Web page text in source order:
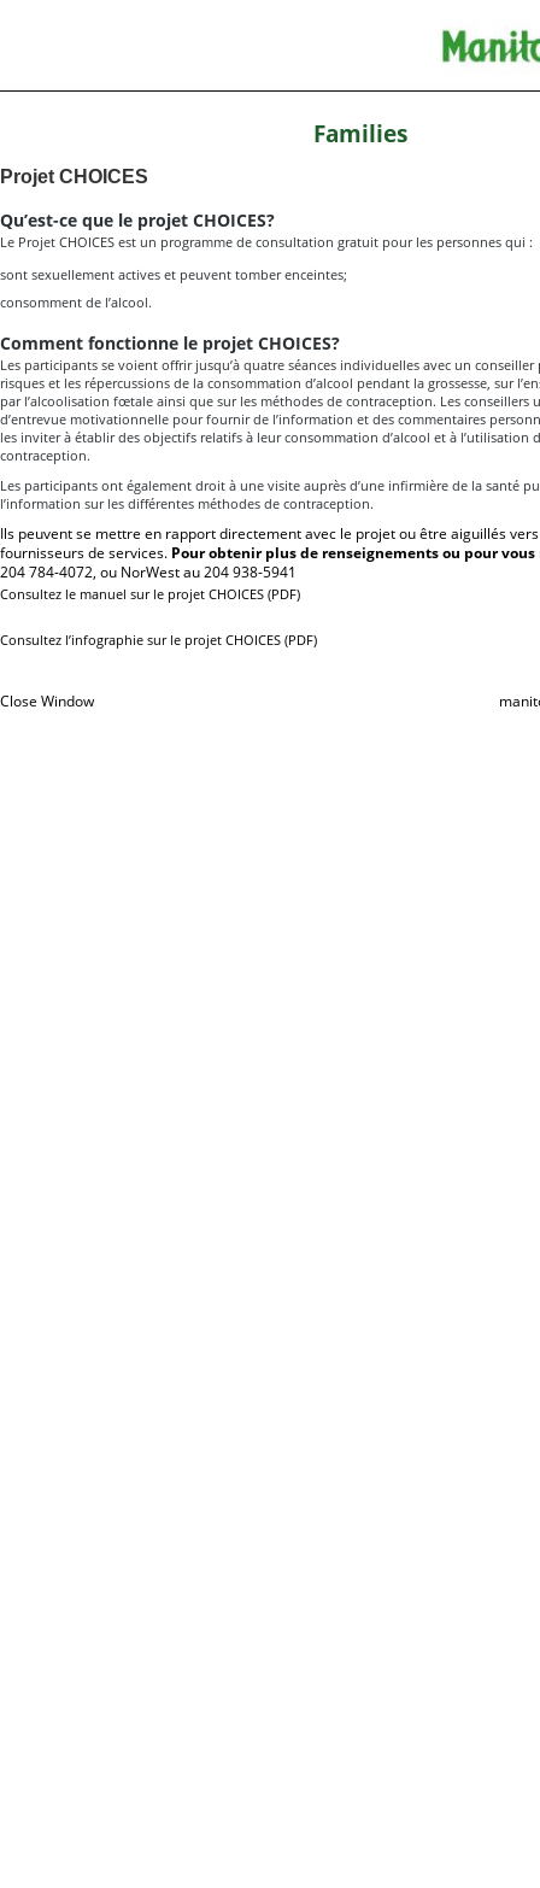
Families
Projet CHOICES
Qu’est-ce que le projet CHOICES?
Le Projet CHOICES est un programme de consultation gratuit pour les personnes qui :
sont sexuellement actives et peuvent tomber enceintes;
consomment de l’alcool.
Comment fonctionne le projet CHOICES?
Les participants se voient offrir jusqu’à quatre séances individuelles avec un conseiller
risques et les répercussions de la consommation d’alcool pendant la grossesse, sur
par l’alcoolisation fœtale ainsi que sur les méthodes de contraception. Les conseillers
d’entrevue motivationnelle pour fournir de l’information et des commentaires
les inviter à établir des objectifs relatifs à leur consommation d’alcool et à l’utilisation
contraception.
Les participants ont également droit à une visite auprès d’une infirmière de la santé
l’information sur les différentes méthodes de contraception.
Ils peuvent se mettre en rapport directement avec le projet ou être aiguillés
fournisseurs de services. Pour obtenir plus de renseignements ou pour
204 784-4072, ou NorWest au 204 938-5941
Consultez le manuel sur le projet CHOICES (PDF)
Consultez l’infographie sur le projet CHOICES (PDF)
Close Window